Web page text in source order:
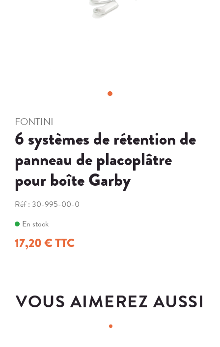
FONTINI
6 systèmes de rétention de
panneau de placoplâtre
pour boîte Garby
Réf : 30-995-00-0
En stock
17,20 € TTC
VOUS AIMEREZ AUSSI